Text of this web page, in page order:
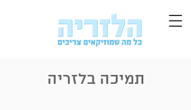
תמיכה בלזריה